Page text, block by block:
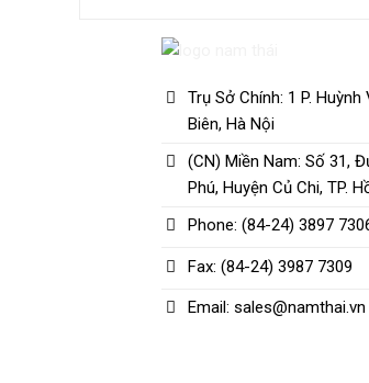
Trụ Sở Chính: 1 P.
Biên, Hà Nội
(CN) Miền Nam: Số 31,
Phú, Huyện Củ Chi, TP.
Phone: (84-24) 3897
Fax: (84-24) 3987 7309
Email: